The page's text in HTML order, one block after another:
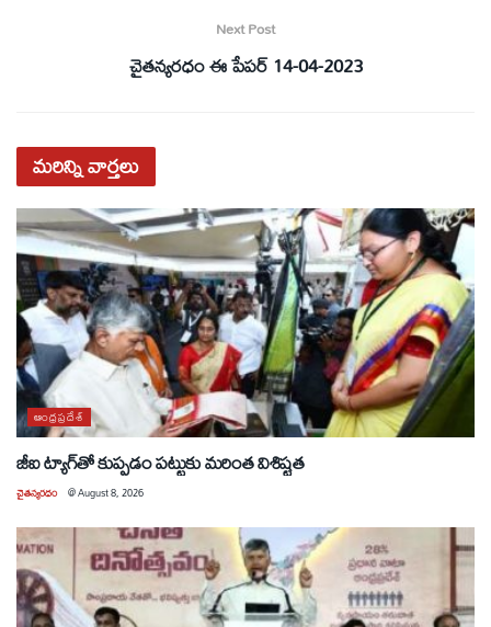
Next Post
చైతన్యరధం ఈ పేపర్ 14-04-2023
మరిన్నివార్తలు
ఆంధ్రప్రదేశ్
జీఐ ట్యాగ్‌తో కుప్పడం పట్టుకు మరింత విశిష్టత
చైతన్యరధం @August 8, 2026